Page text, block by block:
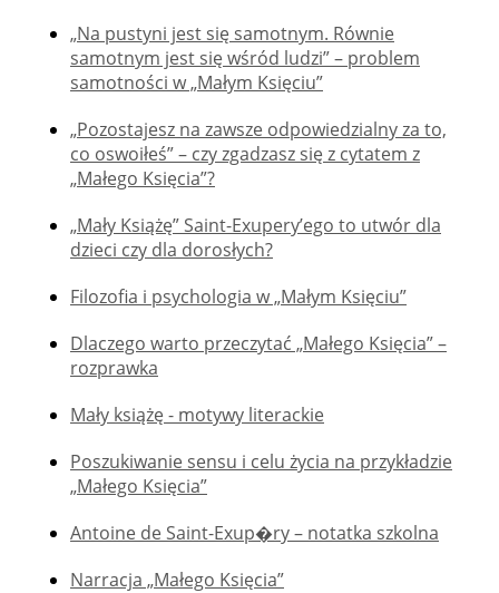
„Na pustyni jest się samotnym. Równie
samotnym jest się wśród ludzi” – problem
samotności w „Małym Księciu”
„Pozostajesz na zawsze odpowiedzialny za to,
co oswoiłeś” – czy zgadzasz się z cytatem z
„Małego Księcia”?
„Mały Książę” Saint-Exupery’ego to utwór dla
dzieci czy dla dorosłych?
Filozofia i psychologia w „Małym Księciu”
Dlaczego warto przeczytać „Małego Księcia” –
rozprawka
Mały książę - motywy literackie
Poszukiwanie sensu i celu życia na przykładzie
„Małego Księcia”
Antoine de Saint-Exup�ry – notatka szkolna
Narracja „Małego Księcia”